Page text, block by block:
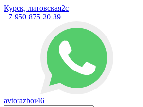
Курск, литовская2с
+7-950-875-20-39
avtorazbor46